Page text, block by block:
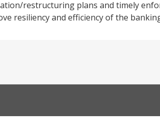
restructuring plans and timely
resiliency and efficiency of the